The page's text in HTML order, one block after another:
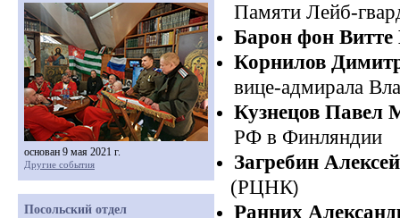
Памяти Лейб-
Барон фон
Корнилов
вице-адмирала
Кузнецов Павел
РФ в Финляндии
Загребин
(РЦНК)
Ранних
основан 9 мая 2021 г.
Другие события
Посольский отдел